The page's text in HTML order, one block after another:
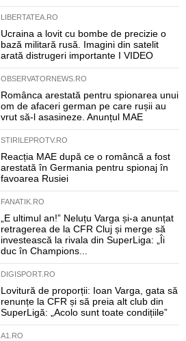
LIBERTATEA.RO
Ucraina a lovit cu bombe de precizie o
bază militară rusă. Imagini din satelit
arată distrugeri importante I VIDEO
OBSERVATORNEWS.RO
Românca arestată pentru spionarea unui
om de afaceri german pe care rușii au
vrut să-l asasineze. Anunțul MAE
STIRILEPROTV.RO
Reacția MAE după ce o româncă a fost
arestată în Germania pentru spionaj în
favoarea Rusiei
FANATIK.RO
„E ultimul an!” Neluțu Varga și-a anunțat
retragerea de la CFR Cluj și merge să
investească la rivala din SuperLiga: „Îi
duc în Champions...
DIGISPORT.RO
Lovitură de proporții: Ioan Varga, gata să
renunțe la CFR și să preia alt club din
SuperLigă: „Acolo sunt toate condițiile”
A1.RO